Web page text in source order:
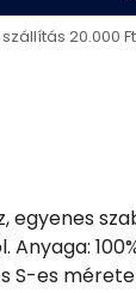
20.000
egyenes
Anyaga:
S-es